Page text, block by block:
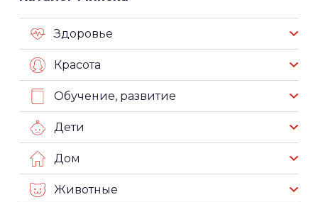
Здоровье
Красота
Обучение, развитие
Дети
Дом
Животные